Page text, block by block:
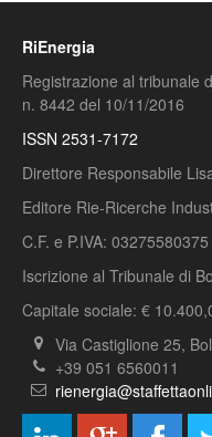
RiEnergia
Registrazione al tribunale
n. 8442 del 10/11/2016
ISSN 2531-7172
Direttore Responsabile
Editore Rie-Ricerche
C.F. e P.IVA: 03275580375
Iscrizione al Tribunale di
Capitale sociale: €
Via Castiglione 25,
+39 051 6560011